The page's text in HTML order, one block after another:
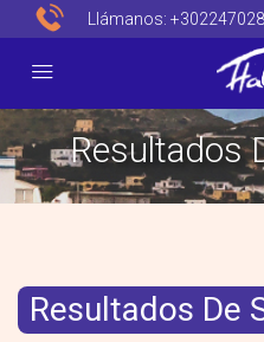
Llámanos:
Resultados
Resultados De